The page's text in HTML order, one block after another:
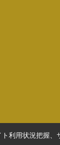
利用状況把握